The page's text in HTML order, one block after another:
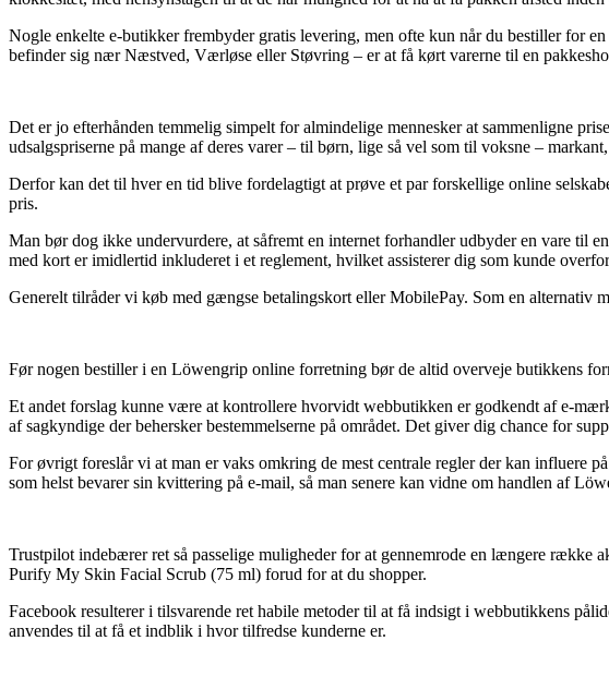
Nogle enkelte e-butikker frembyder gratis levering, men ofte kun når du bestiller for
befinder sig nær Næstved, Værløse eller Støvring – er at få kørt varerne til en
Det er jo efterhånden temmelig simpelt for almindelige mennesker at sammenligne
udsalgspriserne på mange af deres varer – til børn, lige så vel som til voksne –
Derfor kan det til hver en tid blive fordelagtigt at prøve et par forskellige online
pris.
Man bør dog ikke undervurdere, at såfremt en internet forhandler udbyder en vare til
med kort er imidlertid inkluderet i et reglement, hvilket assisterer dig som kunde
Generelt tilråder vi køb med gængse betalingskort eller MobilePay. Som en alternativ
Før nogen bestiller i en Löwengrip online forretning bør de altid overveje butikkens
Et andet forslag kunne være at kontrollere hvorvidt webbutikken er godkendt af e-
af sagkyndige der behersker bestemmelserne på området. Det giver dig chance for
For øvrigt foreslår vi at man er vaks omkring de mest centrale regler der kan influere
som helst bevarer sin kvittering på e-mail, så man senere kan vidne om handlen af
Trustpilot indebærer ret så passelige muligheder for at gennemrode en længere
Purify My Skin Facial Scrub (75 ml) forud for at du shopper.
Facebook resulterer i tilsvarende ret habile metoder til at få indsigt i webbutikkens
anvendes til at få et indblik i hvor tilfredse kunderne er.